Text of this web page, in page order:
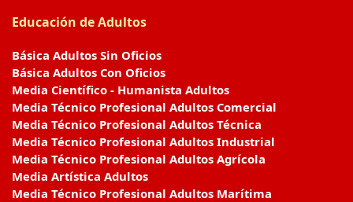
Educación de Adultos
Básica Adultos Sin Oficios
Básica Adultos Con Oficios
Media Científico - Humanista Adultos
Media Técnico Profesional Adultos Comercial
Media Técnico Profesional Adultos Técnica
Media Técnico Profesional Adultos Industrial
Media Técnico Profesional Adultos Agrícola
Media Artística Adultos
Media Técnico Profesional Adultos Marítima